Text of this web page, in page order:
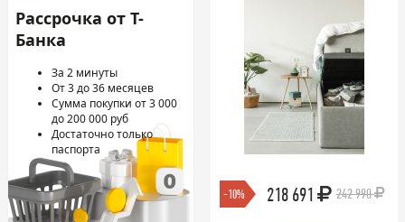
Рассрочка от Т-
Банка
За 2 минуты
От 3 до 36 месяцев
Сумма покупки от 3 000
до 200 000 руб
Достаточно только
паспорта
-10% 218 691 242 990